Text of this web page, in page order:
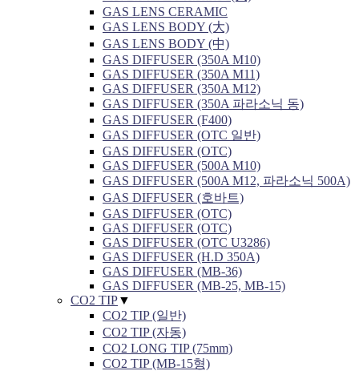
GAS LENS CERAMIC
GAS LENS BODY (大)
GAS LENS BODY (中)
GAS DIFFUSER (350A M10)
GAS DIFFUSER (350A M11)
GAS DIFFUSER (350A M12)
GAS DIFFUSER (350A 파라소닉 동)
GAS DIFFUSER (F400)
GAS DIFFUSER (OTC 일반)
GAS DIFFUSER (OTC)
GAS DIFFUSER (500A M10)
GAS DIFFUSER (500A M12, 파라소닉 500A)
GAS DIFFUSER (호바트)
GAS DIFFUSER (OTC)
GAS DIFFUSER (OTC)
GAS DIFFUSER (OTC U3286)
GAS DIFFUSER (H.D 350A)
GAS DIFFUSER (MB-36)
GAS DIFFUSER (MB-25, MB-15)
CO2 TIP▼
CO2 TIP (일반)
CO2 TIP (자동)
CO2 LONG TIP (75mm)
CO2 TIP (MB-15형)